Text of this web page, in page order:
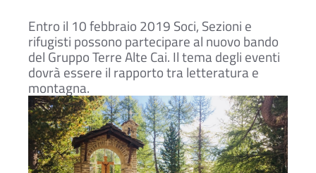
Entro il 10 febbraio 2019 Soci, Sezioni e
rifugisti possono partecipare al nuovo bando
del Gruppo Terre Alte Cai. Il tema degli eventi
dovrà essere il rapporto tra letteratura e
montagna.